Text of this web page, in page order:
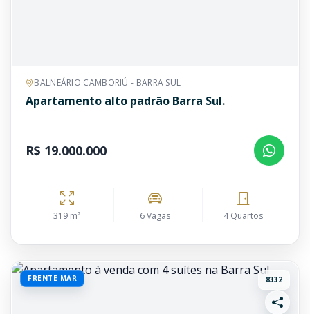
BALNEÁRIO CAMBORIÚ - BARRA SUL
Apartamento alto padrão Barra Sul.
R$ 19.000.000
319 m² 6 Vagas 4 Quartos
FRENTE MAR 8332